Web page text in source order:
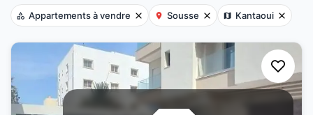
Appartements à vendre Sousse Kantaoui